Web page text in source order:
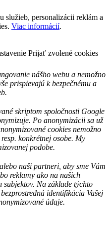
služieb, personalizácii reklám a
Viac informácií.
Prijať zvolené cookies
nášho webu a nemožno
prispievajú k bezpečnému a
skriptom spoločnosti Google
Po anonymizácii sa už
cookies nemožno
konkrétnej osobe. My
podobe.
naši partneri, aby sme Vám
reklamy ako na našich
Na základe týchto
identifikácia Vašej
údaje.